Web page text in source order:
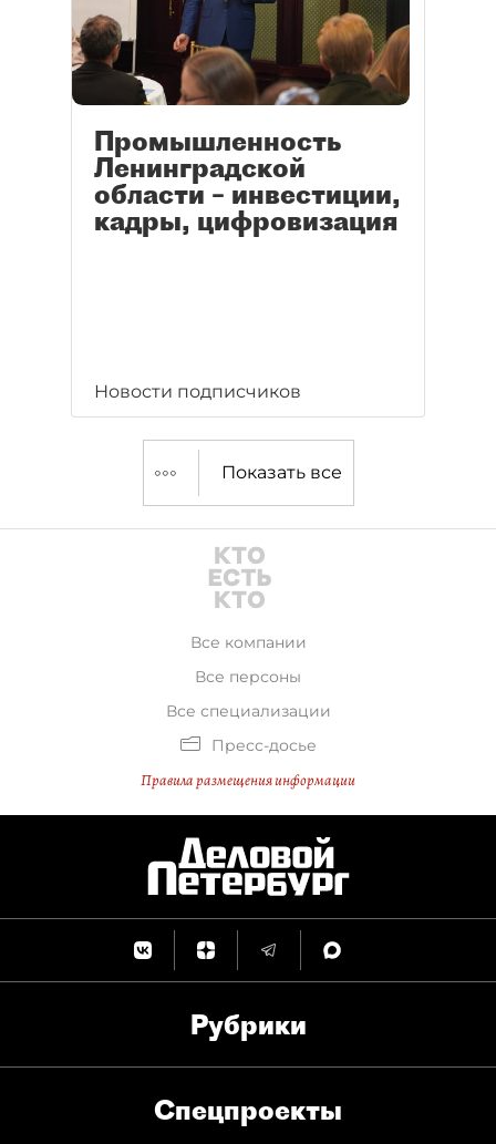
Промышленность
Ленинградской
области – инвестиции,
кадры, цифровизация
Новости подписчиков
Показать все
Все компании
Все персоны
Все специализации
Пресс-досье
Правила размещения информации
Рубрики
Спец­проекты